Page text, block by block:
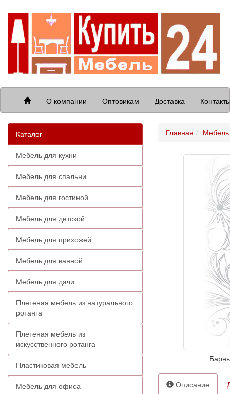
О компании Оптовикам Доставка
Каталог
Мебель для кухни
Мебель для спальни
Мебель для гостиной
Мебель для детской
Мебель для прихожей
Мебель для ванной
Мебель для дачи
Плетеная мебель из натурального
ротанга
Плетеная мебель из
искусственного ротанга
Пластиковая мебель
Мебель для офиса
Главная Мебель
Описание